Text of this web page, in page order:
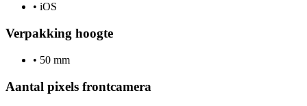
• iOS
Verpakking hoogte
• 50 mm
Aantal pixels frontcamera